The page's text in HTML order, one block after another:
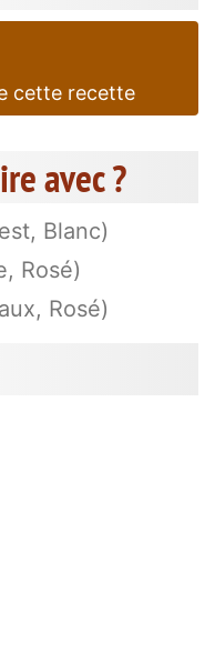
cette recette
avec ?
Blanc)
Rosé)
Rosé)